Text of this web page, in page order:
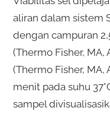
aliran dalam sistem
dengan campuran
(Thermo Fisher, MA,
(Thermo Fisher, MA,
menit pada suhu
sampel